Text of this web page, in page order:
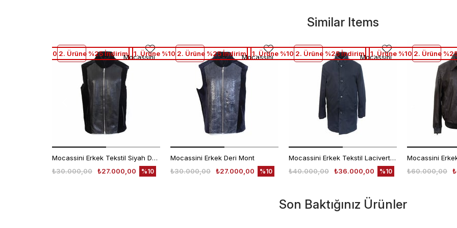
Similar Items
Mocassini Erkek Tekstil Siyah Deri Mont
₺27.000,00
₺30.000,00 %10
1. Ürüne %10 2. Ürüne %25 İndirimMocassini
Mocassini Erkek Deri Mont
₺27.000,00
₺30.000,00 %10
1. Ürüne %10 2. Ürüne %25 İndirimMocassini
Mocassini Erkek Tekstil Lacivert Deri Mont
₺36.000,00
₺40.000,00 %10
1. Ürüne %10 2. Ürüne %25 İndirimMocassini
₺60.000,00
1. Ürüne %10 2. Ürüne
Son Baktığınız Ürünler